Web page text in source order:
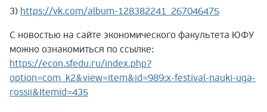
3) https://vk.com/album-128382241_267046475
С новостью на сайте экономического факультета ЮФУ
можно ознакомиться по ссылке:
https://econ.sfedu.ru/index.php?
option=com_k2&view=item&id=989:x-festival-nauki-uga-
rossii&Itemid=435